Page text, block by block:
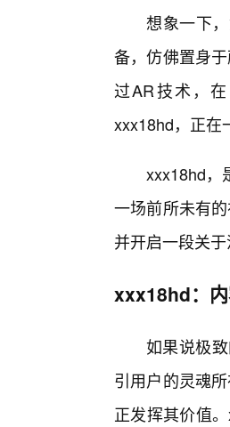
想象一下
备，仿佛置身
过AR技术，
xxx18hd，正在
xxx18hd，
一场前所未有
并开启一段关
xxx18hd：
如果说极
引用户的灵魂
正发挥其价值